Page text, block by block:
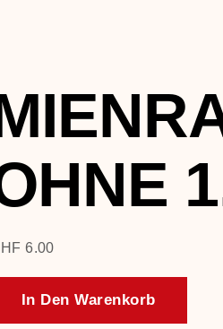
6.00
In Den Warenkorb